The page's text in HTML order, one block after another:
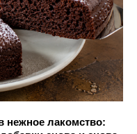
нежное лакомство: